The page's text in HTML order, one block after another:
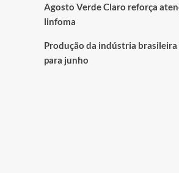
Agosto Verde Claro reforça
linfoma
Produção da indústria brasileira
para junho